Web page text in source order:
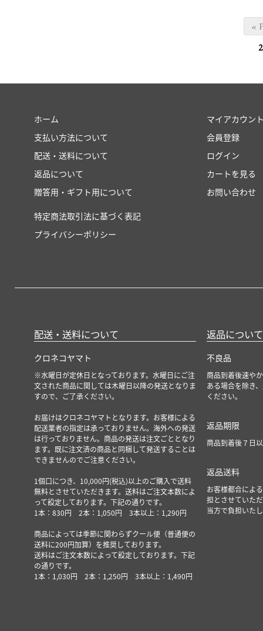
«
2
ホーム
支払い方法について
配送・送料について
返品について
贈答用・ギフト用について
特定商法取引法に基づく表記
プライバシーポリシー
マイアカウン
会員登録
ログイン
カートを見る
お問い合わせ
配送・送料について
クロネコヤマト
※水曜日が定休日となっております。水曜日にご注
文された商品に関しては木曜日以降の発送となりま
すので、ご了承ください。
お届けはクロネコヤマトとなります。お客様による
配送業者の指定は承っておりません。海外への発送
は行っておりません。商品の発送は注文ごととなり
ます。既に注文済の商品と同梱して発送することは
できませんのでご注意ください。
1個口につき、10,000円(税込)以上のご購入で送料
無料とさせていただきます。送料はご注文本数によ
って設定しております。下記の通りです。
1本：830円 2本：1,050円 3本以上：1,290円
商品によっては季節に関わらずクール便（普通便の
送料に200円加算）を推奨しております。
送料はご注文本数によって設定しております。下記
の通りです。
1本：1,030円 2本：1,250円 3本以上：1,490円
返品について
不良品
商品到着後速や
ある場合を除き
ください。
返品期限
商品到着後７日
返品送料
お客様都合によ
担とさせていた
当方で負担いた